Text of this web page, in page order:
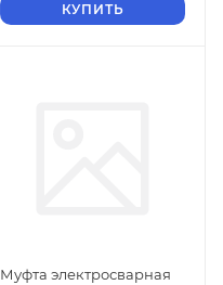
КУПИТЬ
Муфта электросварная